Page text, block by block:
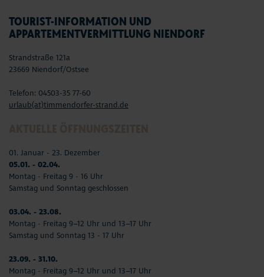
TOURIST-INFORMATION UND
APPARTEMENTVERMITTLUNG NIENDORF
Strandstraße 121a
23669 Niendorf/Ostsee
Telefon: 04503-35 77-60
urlaub(at)timmendorfer-strand.de
01. Januar - 23. Dezember
05.01. - 02.04.
Montag - Freitag 9 - 16 Uhr
Samstag und Sonntag geschlossen
03.04. - 23.08.
Montag - Freitag 9–12 Uhr und 13–17 Uhr
Samstag und Sonntag 13 - 17 Uhr
23.09. - 31.10.
Montag - Freitag 9–12 Uhr und 13–17 Uhr